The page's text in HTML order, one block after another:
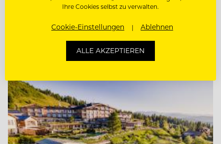
JUNGKOCH
PÂTISSIER / KONDITOR
Entdecke alle Jobs
Ihre Cookies selbst zu verwalten.
Cookie-Einstellungen Ablehnen
ALLE AKZEPTIEREN